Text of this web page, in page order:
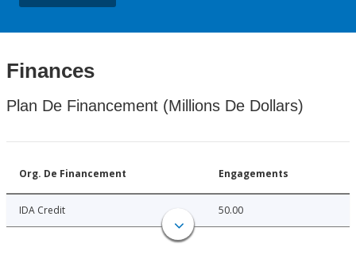
Finances
Plan De Financement (Millions De Dollars)
Org. De Financement Engagements
IDA Credit 50.00